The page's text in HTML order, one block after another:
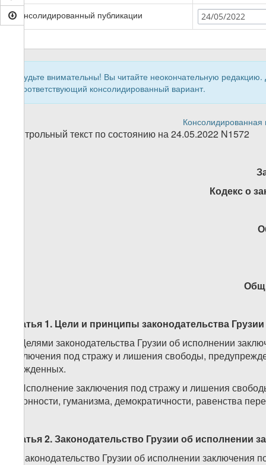
Консолидированный публикации
24/05/2022
Будьте внимательны! Вы читайте неокончательную
соответствующий консолидированный вариант.
Контрольный текст по состоянию на 24.05.2022 N1572
Кодексо
Статья 1. Цели и принципы законодательства
1. Целями законодательства Грузии об исполнении
заключения под стражу и лишения свободы,
осужденных.
2. Исполнение заключения под стражу и лишения
законности, гуманизма, демократичности, равенства
Статья 2. Законодательство Грузии об
1. Законодательство Грузии об исполнении